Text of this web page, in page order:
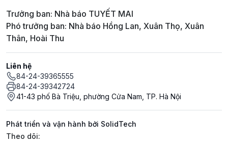
Trưởng ban: Nhà báo TUYẾT MAI
Phó trưởng ban: Nhà báo Hồng Lan, Xuân Thọ, Xuân
Thân, Hoài Thu
Liên hệ
84-24-39365555
84-24-39342724
41-43 phố Bà Triệu, phường Cửa Nam, TP. Hà Nội
Phát triển và vận hành bởi SolidTech
Mạng xã hội
Theo dõi: